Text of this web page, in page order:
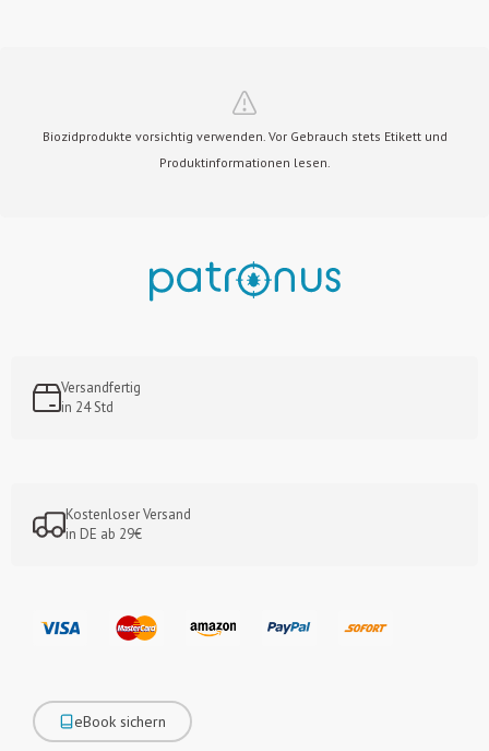
Versandfertig
in 24 Std
Kostenloser Versand
in DE ab 29€
eBook sichern
Biozidprodukte vorsichtig verwenden. Vor Gebrauch stets Etikett und
Produktinformationen lesen.